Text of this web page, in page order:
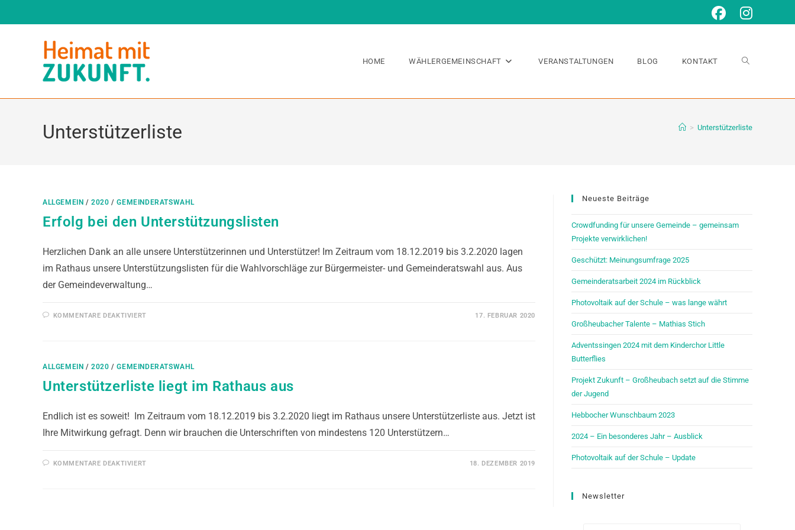
HOME WÄHLERGEMEINSCHAFT VERANSTALTUNGEN BLOG KONTAKT
Unterstützerliste > Unterstützerliste
ALLGEMEIN /2020 /GEMEINDERATSWAHL
Erfolg bei den Unterstützungslisten
Herzlichen Dank an alle unsere Unterstützerinnen und Unterstützer! Im Zeitraum vom 18.12.2019 bis 3.2.2020 lagen
im Rathaus unsere Unterstützungslisten für die Wahlvorschläge zur Bürgermeister- und Gemeinderatswahl aus. Aus
der Gemeindeverwaltung…
KOMMENTARE DEAKTIVIERT 17. FEBRUAR 2020
ALLGEMEIN /2020 /GEMEINDERATSWAHL
Unterstützerliste liegt im Rathaus aus
Endlich ist es soweit! Im Zeitraum vom 18.12.2019 bis 3.2.2020 liegt im Rathaus unsere Unterstützerliste aus. Jetzt ist
Ihre Mitwirkung gefragt. Denn wir brauchen die Unterschriften von mindestens 120 Unterstützern…
KOMMENTARE DEAKTIVIERT 18. DEZEMBER 2019
Neueste Beiträge
Crowdfunding für unsere Gemeinde – gemeinsam
Projekte verwirklichen!
Geschützt: Meinungsumfrage 2025
Gemeinderatsarbeit 2024 im Rückblick
Photovoltaik auf der Schule – was lange währt
Großheubacher Talente – Mathias Stich
Adventssingen 2024 mit dem Kinderchor Little
Butterflies
Projekt Zukunft – Großheubach setzt auf die Stimme
der Jugend
Hebbocher Wunschbaum 2023
2024 – Ein besonderes Jahr – Ausblick
Photovoltaik auf der Schule – Update
Newsletter